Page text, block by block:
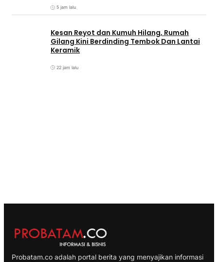
5 jam lalu
Kesan Reyot dan Kumuh Hilang, Rumah
Gilang Kini Berdinding Tembok Dan Lantai
Keramik
22 jam lalu
Probatam.co adalah portal berita yang menyajikan informasi